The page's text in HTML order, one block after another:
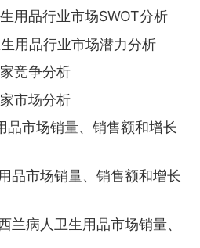
用品行业市场SWOT分析
用品行业市场潜力分析
竞争分析
市场分析
品市场销量、销售额和增长
品市场销量、销售额和增长
兰病人卫生用品市场销量、